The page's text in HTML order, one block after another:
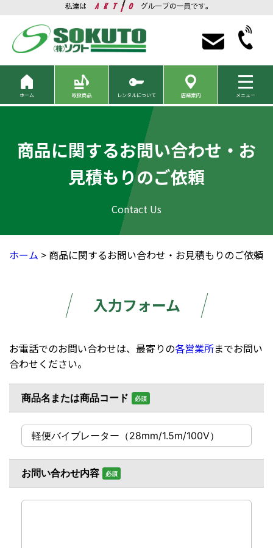
ホーム 取扱商品 レンタルについて 店舗案内 メニュー
商品に関するお問い合わせ・お
見積もりのご依頼
ホーム > 商品に関するお問い合わせ・お見積もりのご依頼
入力フォーム
お電話でのお問い合わせは、最寄りの各営業所までお問い
合わせください。
商品名または商品コード 必須
お問い合わせ内容 必須